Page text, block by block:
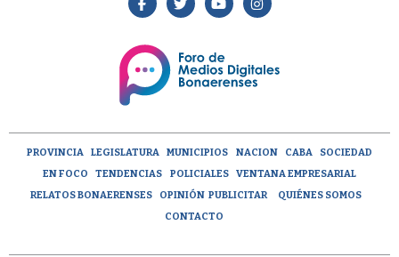
PROVINCIA LEGISLATURA MUNICIPIOS NACION CABA
SOCIEDAD
EN FOCO
TENDENCIAS POLICIALES
VENTANA EMPRESARIAL
RELATOS BONAERENSES
OPINIÓN PUBLICITAR
QUIÉNES SOMOS
CONTACTO